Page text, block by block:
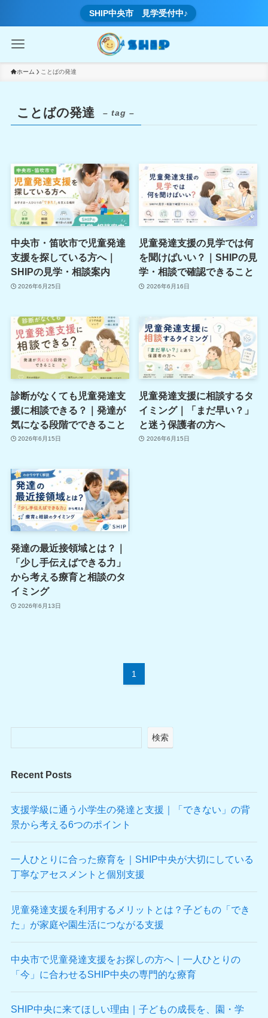
SHIP中央市 見学受付中♪
ホーム ことばの発達
ことばの発達 – tag –
中央市・笛吹市で児童発達
支援を探している方へ｜
SHIPの見学・相談案内
2026年6月25日
児童発達支援の見学では何
を聞けばいい？｜SHIPの見
学・相談で確認できること
2026年6月16日
診断がなくても児童発達支
援に相談できる？｜発達が
気になる段階でできること
2026年6月15日
児童発達支援に相談するタ
イミング｜「まだ早い？」
と迷う保護者の方へ
2026年6月15日
発達の最近接領域とは？｜
「少し手伝えばできる力」
から考える療育と相談のタ
イミング
2026年6月13日
1
検索
Recent Posts
支援学級に通う小学生の発達と支援｜「できない」の背
景から考える6つのポイント
一人ひとりに合った療育を｜SHIP中央が大切にしている
丁寧なアセスメントと個別支援
児童発達支援を利用するメリットとは？子どもの「でき
た」が家庭や園生活につながる支援
中央市で児童発達支援をお探しの方へ｜一人ひとりの
「今」に合わせるSHIP中央の専門的な療育
SHIP中央に来てほしい理由｜子どもの成長を、園・学